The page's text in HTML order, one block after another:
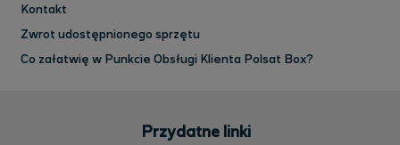
Kontakt
Zwrot udostępnionego sprzętu
Co załatwię w Punkcie Obsługi Klienta Polsat Box?
Przydatne linki